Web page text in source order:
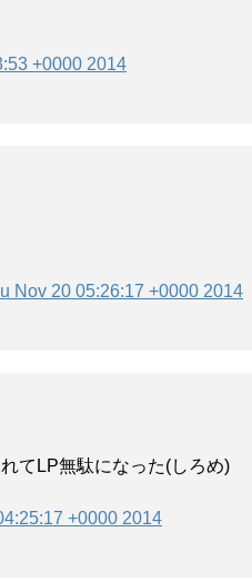
+0000 2014
Nov 20 05:26:17 +0000 2014
てLP無駄になった(しろめ)
+0000 2014